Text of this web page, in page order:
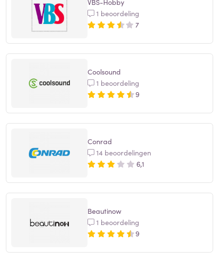
VBS-Hobby
1 beoordeling
7
Coolsound
1 beoordeling
9
Conrad
14 beoordelingen
6,1
Beautinow
1 beoordeling
9